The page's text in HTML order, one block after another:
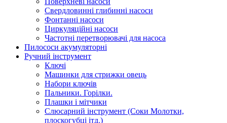
Свердловинні глибинні насоси
Фонтанні насоси
Циркуляційні насоси
Частотні перетворювачі для насоса
Пилососи акумуляторні
Ручний інструмент
Ключі
Машинки для стрижки овець
Набори ключів
Пальники. Горілки.
Плашки і мітчики
Слюсарний інструмент (Соки Молотки,
плоскогубці ітд.)